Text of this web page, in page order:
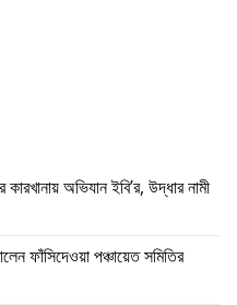
কারখানায় অভিযান ইবি’র, উদ্ধার নামী
ফাঁসিদেওয়া পঞ্চায়েত সমিতির